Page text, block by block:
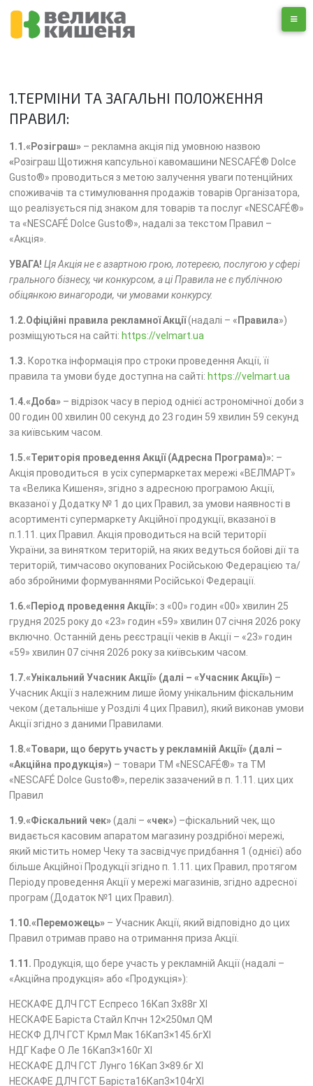
1.ТЕРМІНИ ТА ЗАГАЛЬНІ ПОЛОЖЕННЯ
ПРАВИЛ:
1.1.«Розіграш» – рекламна акція під умовною назвою
«Розіграш Щотижня капсульної кавомашини NESCAFÉ® Dolce
Gusto®» проводиться з метою залучення уваги потенційних
споживачів та стимулювання продажів товарів Організатора,
що реалізується під знаком для товарів та послуг «NESCAFÉ®»
та «NESCAFÉ Dolce Gusto®», надалі за текстом Правил –
«Акція».
УВАГА! Ця Акція не є азартною грою, лотереєю, послугою у сфері
грального бізнесу, чи конкурсом, а ці Правила не є публічною
обіцянкою винагороди, чи умовами конкурсу.
1.2.Офіційні правила рекламної Акції(надалі – « Правила»)
розміщуються на сайті: https://velmart.ua
1.3. Коротка інформація про строки проведення Акції, її
правила та умови буде доступна на сайті: https://velmart.ua
1.4.«Доба» – відрізок часу в період однієї астрономічної доби з
00 годин 00 хвилин 00 секунд до 23 годин 59 хвилин 59 секунд
за київським часом.
1.5.«Територія проведення Акції (Адресна Програма)»: –
Акція проводиться в усіх супермаркетах мережі «ВЕЛМАРТ»
та «Велика Кишеня», згідно з адресною програмою Акції,
вказаної у Додатку № 1 до цих Правил, за умови наявності в
асортименті супермаркету Акційної продукції, вказаної в
п.1.11. цих Правил. Акція проводиться на всій території
України, за винятком територій, на яких ведуться бойові дії та
територій, тимчасово окупованих Російською Федерацією та/
або збройними формуваннями Російської Федерації.
1.6.«Період проведення Акції»: з «00» годин «00» хвилин 25
грудня 2025 року до «23» годин «59» хвилин 07 січня 2026 року
включно. Останній день реєстрації чеків в Акції – «23» годин
«59» хвилин 07 січня 2026 року за київським часом.
1.7.«Унікальний Учасник Акції» (далі – «Учасник Акції») –
Учасник Акції з належним лише йому унікальним фіскальним
чеком (детальніше у Розділі 4 цих Правил), який виконав умови
Акції згідно з даними Правилами.
1.8.«Товари, що беруть участь у рекламній Акції» (далі –
«Акційна продукція») – товари ТМ «NESCAFÉ®» та ТМ
«NESCAFÉ Dolce Gusto®», перелік зазачений в п. 1.11. цих цих
Правил
1.9.«Фіскальний чек»(далі – «чек») –фіскальний чек, що
видається касовим апаратом магазину роздрібної мережі,
який містить номер Чеку та засвідчує придбання 1 (однієї) або
більше Акційної Продукції згідно п. 1.11. цих Правил, протягом
Періоду проведення Акції у мережі магазинів, згідно адресної
програм (Додаток №1 цих Правил).
1.10.«Переможець» – Учасник Акції, який відповідно до цих
Правил отримав право на отримання приза Акції.
1.11. Продукція, що бере участь у рекламній Акції (надалі –
«Акційна продукція» або «Продукція»):
НЕСКАФЕ ДЛЧ ГСТ Еспресо 16Кап 3х88г XI
НЕСКАФЕ Баріста Стайл Кпчн 12×250мл QM
НЕСКФ ДЛЧ ГСТ Крмл Мак 16Кап3×145.6гXI
НДГ Кафе О Ле 16Кап3×160г XI
НЕСКАФЕ ДЛЧ ГСТ Лунго 16Кап 3×89.6г XI
НЕСКАФЕ ДЛЧ ГСТ Баріста16Кап3×104гXI